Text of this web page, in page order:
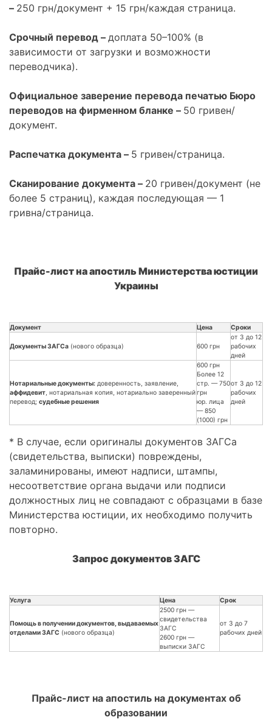
– 250 грн/документ + 15 грн/каждая страница.
Срочный перевод – доплата 50–100% (в
зависимости от загрузки и возможности
переводчика).
Официальное заверение перевода печатью Бюро
переводов на фирменном бланке – 50 гривен/
документ.
Распечатка документа – 5 гривен/страница.
Сканирование документа – 20 гривен/документ (не
более 5 страниц), каждая последующая — 1
гривна/страница.
Прайс-лист на апостиль Министерства юстиции
Украины
Документ Цена Сроки
Документы ЗАГСа (нового образца) 600 грн
от 3 до 12
рабочих
дней
Нотариальные документы: доверенность, заявление,
аффидевит , нотариальная копия, нотариально заверенный
перевод; судебные решения
600 грн
Более 12
стр. — 750
грн
юр. лица
— 850
(1000) грн
от 3 до 12
рабочих
дней
* В случае, если оригиналы документов ЗАГСа
(свидетельства, выписки) повреждены,
заламинированы, имеют надписи, штампы,
несоответствие органа выдачи или подписи
должностных лиц не совпадают с образцами в базе
Министерства юстиции, их необходимо получить
повторно.
Запрос документов ЗАГС
Услуга Цена Срок
Помощь в получении документов, выдаваемых
отделами ЗАГС (нового образца)
2500 грн —
свидетельства
ЗАГС
2600 грн —
выписки ЗАГС
от 3 до 7
рабочих дней
Прайс-лист на апостиль на документах об
образовании